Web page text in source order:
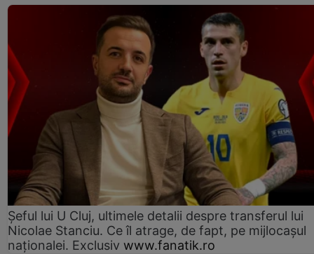
Șeful lui U Cluj, ultimele detalii despre transferul lui
Nicolae Stanciu. Ce îl atrage, de fapt, pe mijlocașul
naționalei. Exclusiv www.fanatik.ro